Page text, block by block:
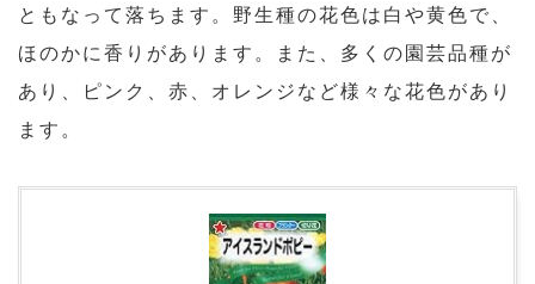
ともなって落ちます。野生種の花色は白や黄色で、
ほのかに香りがあります。また、多くの園芸品種が
あり、ピンク、赤、オレンジなど様々な花色があり
ます。